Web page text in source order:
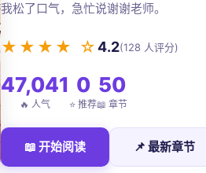
我松了口气，急忙说谢谢老师。
★★★★ ☆4.2(128 人评分)
47,041
🔥 人气
0
⭐ 推荐
50
📖 章节
📖 开始阅读 📌 最新章节